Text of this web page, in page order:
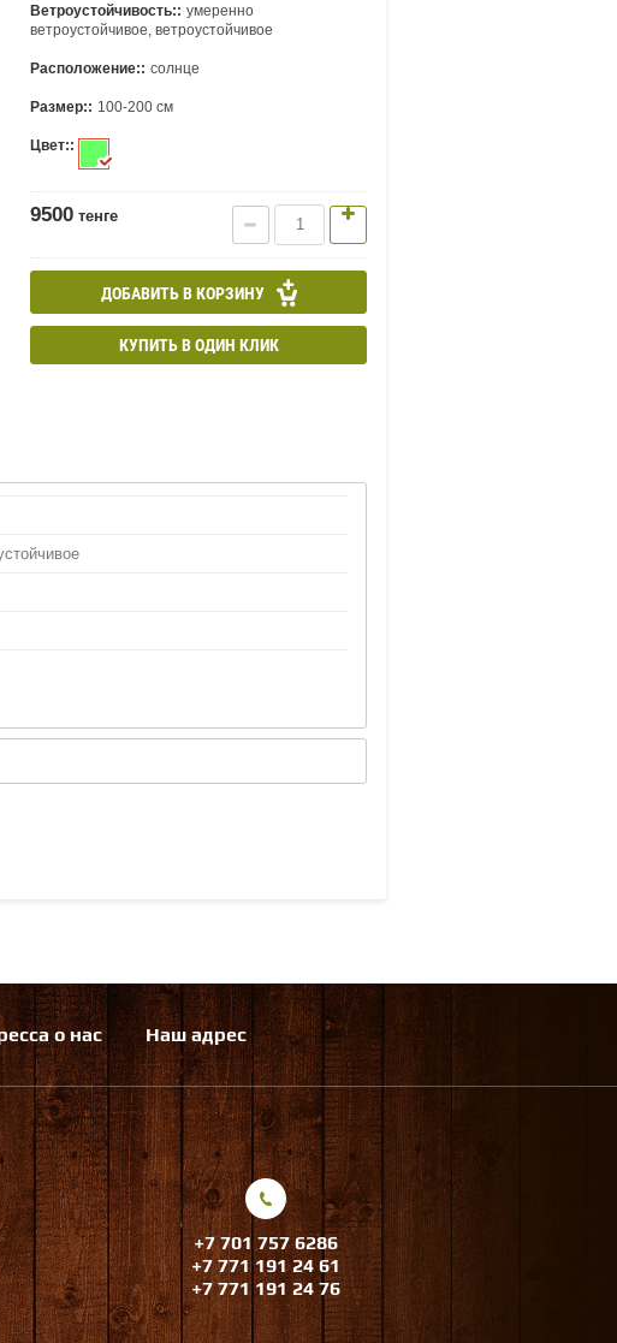
Ветроустойчивость:: умеренно
ветроустойчивое, ветроустойчивое
Расположение:: солнце
Размер:: 100-200 см
Цвет::
9500 тенге
ДОБАВИТЬ В КОРЗИНУ
КУПИТЬ В ОДИН КЛИК
о нас Наш адрес
+7 701 757 6286
+7 771 191 24 61
+7 771 191 24 76